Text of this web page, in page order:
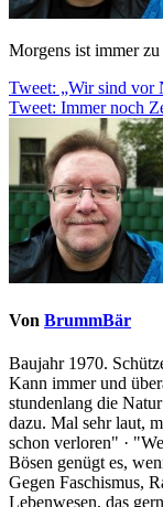
Morgens ist immer
Tweet: „Wir sind
Tweet: Immer noch
Von BrummBär
Baujahr 1970.
Kann immer und
stundenlang die
dazu. Mal sehr laut,
schon verloren" ·
Bösen genügt es,
Gegen Faschismus,
Lebenwesen, das